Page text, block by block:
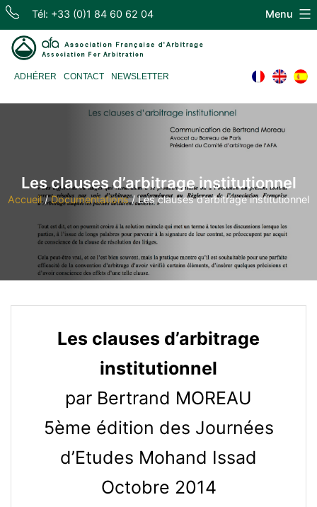
Skip
content
Tél: +33 (0)1 84 60 62 04
d'Arbitrage
ADHÉRER CONTACT NEWSLETTER
Menu
Les clauses d’arbitrage institutionnel
Accueil/Documentations/Les clauses d’arbitrage institutionnel
Les clauses d’arbitrage
institutionnel
par Bertrand MOREAU
5ème édition des Journées
d’Etudes Mohand Issad
Octobre 2014